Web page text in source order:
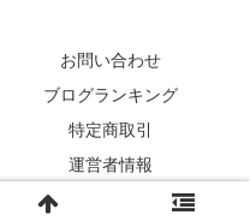
お問い合わせ
ブログランキング
特定商取引
運営者情報
紙会社社員が語る紙コンサル.